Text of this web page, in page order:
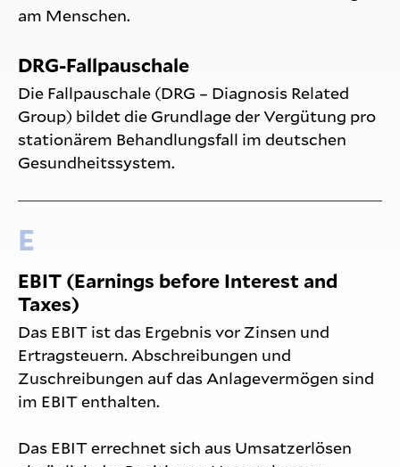
am Menschen.
DRG-Fallpauschale
Die Fallpauschale (DRG – Diagnosis Related
Group) bildet die Grundlage der Vergütung pro
stationärem Behandlungsfall im deutschen
Gesundheitssystem.
E
EBIT (Earnings before Interest and
Taxes)
Das EBIT ist das Ergebnis vor Zinsen und
Ertragsteuern. Abschreibungen und
Zuschreibungen auf das Anlagevermögen sind
im EBIT enthalten.
Das EBIT errechnet sich aus Umsatzerlösen